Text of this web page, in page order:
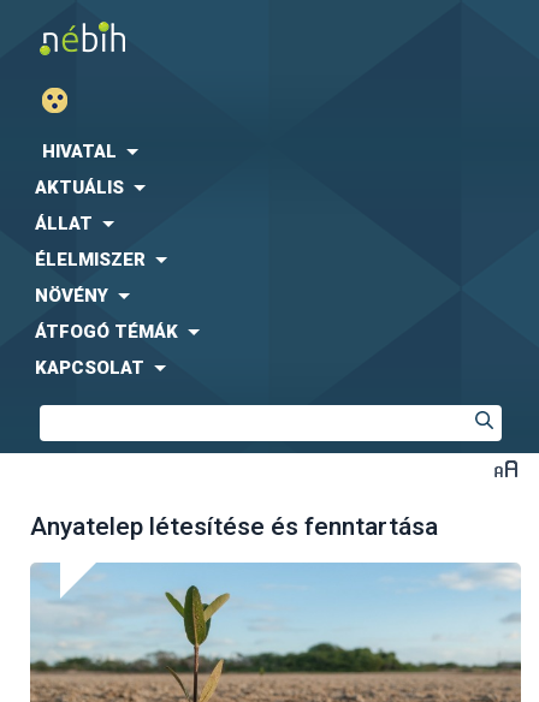
HIVATAL
AKTUÁLIS
ÁLLAT
ÉLELMISZER
NÖVÉNY
ÁTFOGÓ TÉMÁK
KAPCSOLAT
Anyatelep létesítése és fenntartása